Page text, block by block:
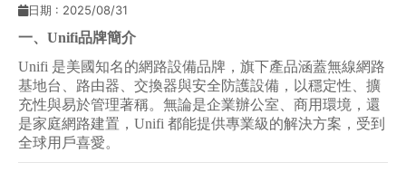
最新公告
聯絡方式
日期 : 2025/08/31
一、Unifi品牌簡介
Unifi 是美國知名的網路設備品牌，旗下產品涵蓋無線網路
基地台、路由器、交換器與安全防護設備，以穩定性、擴
充性與易於管理著稱。無論是企業辦公室、商用環境，還
是家庭網路建置，Unifi 都能提供專業級的解決方案，受到
全球用戶喜愛。